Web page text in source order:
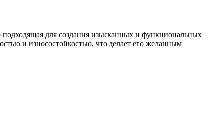
подходящая для создания изысканных и функциональных
и износостойкостью, что делает его желанным